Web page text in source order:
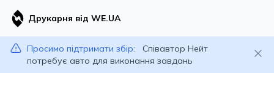
Друкарня від WE.UA
Просимо підтримати збір:
Співавтор Нейт
потребує авто для виконання завдань